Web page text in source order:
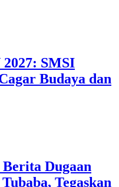
SMSI
Budaya dan
Dugaan
Tegaskan